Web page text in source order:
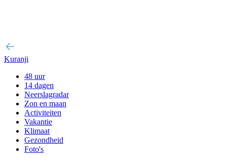
Kuranji
48 uur
14 dagen
Neerslagradar
Zon en maan
Activiteiten
Vakantie
Klimaat
Gezondheid
Foto's